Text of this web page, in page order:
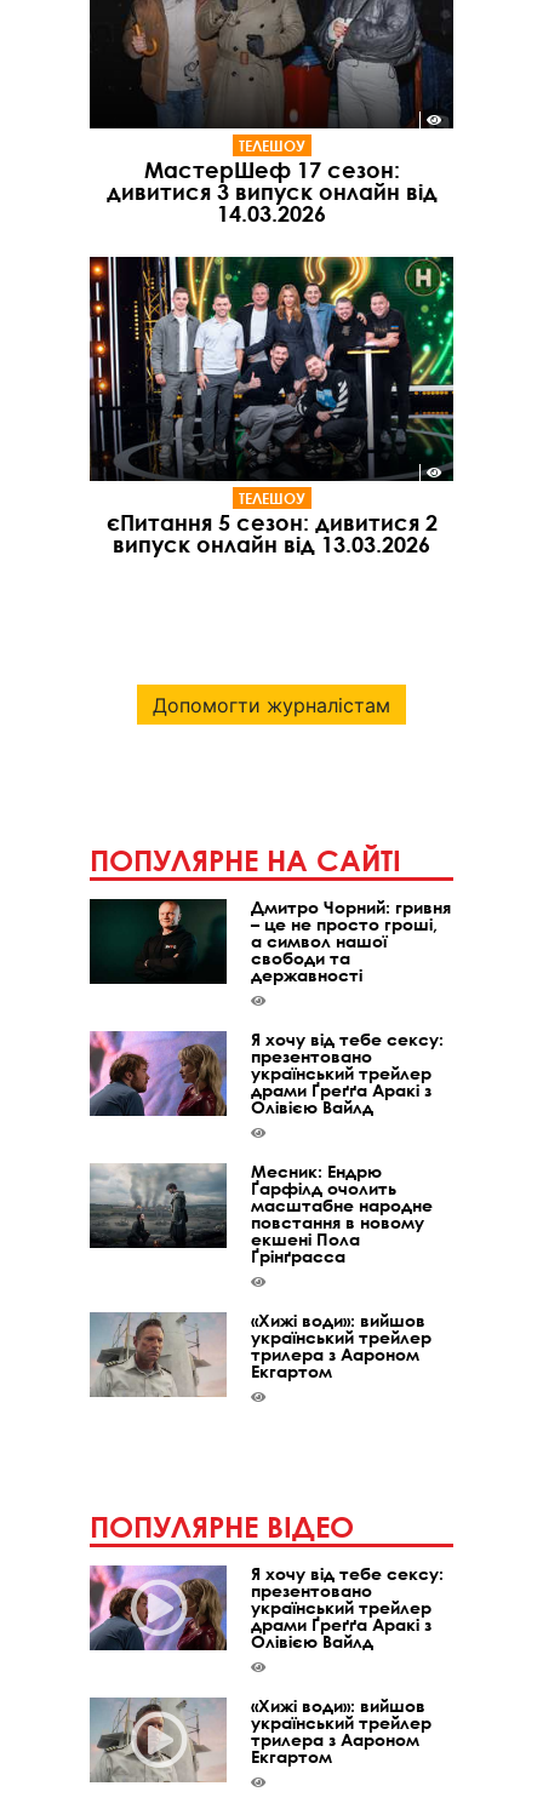
ТЕЛЕШОУ
МастерШеф 17 сезон:
дивитися 3 випуск онлайн від
14.03.2026
ТЕЛЕШОУ
єПитання 5 сезон: дивитися 2
випуск онлайн від 13.03.2026
Допомогти журналістам
ПОПУЛЯРНЕ НА САЙТІ
Дмитро Чорний: гривня
– це не просто гроші,
а символ нашої
свободи та
державності
Я хочу від тебе сексу:
презентовано
український трейлер
драми Ґреґґа Аракі з
Олівією Вайлд
Месник: Ендрю
Ґарфілд очолить
масштабне народне
повстання в новому
екшені Пола
Ґрінґрасса
«Хижі води»: вийшов
український трейлер
трилера з Аароном
Екгартом
ПОПУЛЯРНЕ ВІДЕО
Я хочу від тебе сексу:
презентовано
український трейлер
драми Ґреґґа Аракі з
Олівією Вайлд
«Хижі води»: вийшов
український трейлер
трилера з Аароном
Екгартом